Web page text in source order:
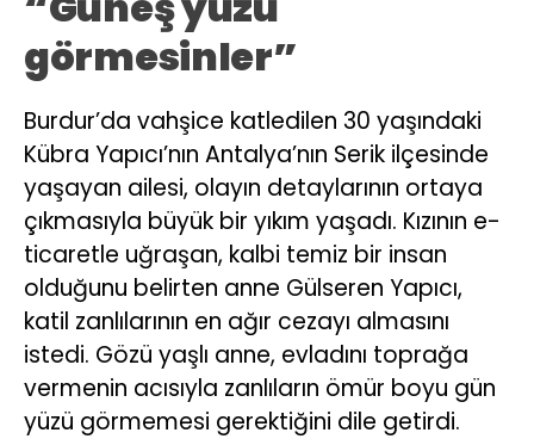
görmesinler”
Burdur’da vahşice katledilen 30 yaşındaki
Kübra Yapıcı’nın Antalya’nın Serik ilçesinde
yaşayan ailesi, olayın detaylarının ortaya
çıkmasıyla büyük bir yıkım yaşadı. Kızının e-
ticaretle uğraşan, kalbi temiz bir insan
olduğunu belirten anne Gülseren Yapıcı,
katil zanlılarının en ağır cezayı almasını
istedi. Gözü yaşlı anne, evladını toprağa
vermenin acısıyla zanlıların ömür boyu gün
yüzü görmemesi gerektiğini dile getirdi.